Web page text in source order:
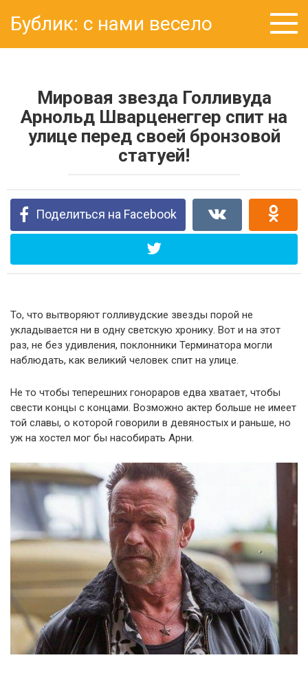
контенту
Бублик: с нами весело
Мировая звезда Голливуда
Арнольд Шварценеггер спит на
улице перед своей бронзовой
статуей!
Поделиться на Facebook
То, что вытворяют голливудские звезды порой не
укладывается ни в одну светскую хронику. Вот и на этот
раз, не без удивления, поклонники Терминатора могли
наблюдать, как великий человек спит на улице.
Не то чтобы теперешних гонораров едва хватает, чтобы
свести концы с концами. Возможно актер больше не имеет
той славы, о которой говорили в девяностых и раньше, но
уж на хостел мог бы насобирать Арни.